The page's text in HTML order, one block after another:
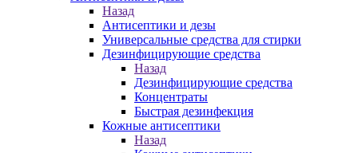
Назад
Антисептики и дезы
Универсальные средства для стирки
Дезинфицирующие средства
Назад
Дезинфицирующие средства
Концентраты
Быстрая дезинфекция
Кожные антисептики
Назад